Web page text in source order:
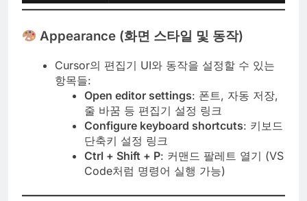
Appearance (화면 스타일 및 동작)
Cursor의 편집기 UI와 동작을 설정할 수 있는
항목들:
Open editor settings: 폰트, 자동 저장,
줄 바꿈 등 편집기 설정 링크
Configure keyboard shortcuts: 키보드
단축키 설정 링크
Ctrl + Shift + P: 커맨드 팔레트 열기 (VS
Code처럼 명령어 실행 가능)